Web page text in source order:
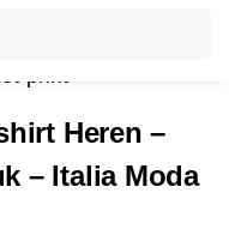
Heren –
– Italia Moda